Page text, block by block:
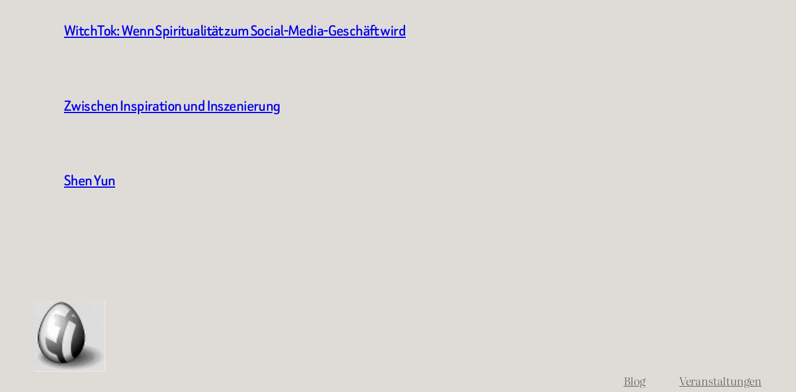
WitchTok: Wenn Spiritualität zum Social-Media-Geschäft wird
Zwischen Inspiration und Inszenierung
Shen Yun
Blog
Veranstaltungen